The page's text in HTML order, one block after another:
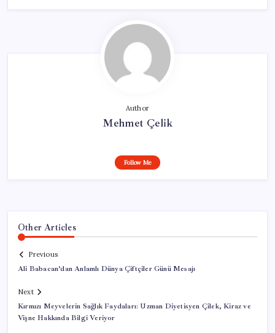
Author
Mehmet Çelik
Follow Me
Other Articles
Previous
Ali Babacan’dan Anlamlı Dünya Çiftçiler Günü Mesajı
Next
Kırmızı Meyvelerin Sağlık Faydaları: Uzman Diyetisyen Çilek, Kiraz ve
Vişne Hakkında Bilgi Veriyor